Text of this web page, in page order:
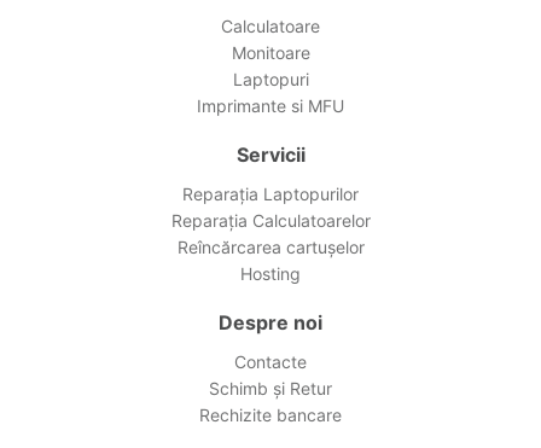
Calculatoare
Monitoare
Laptopuri
Imprimante si MFU
Servicii
Reparația Laptopurilor
Reparația Calculatoarelor
Reîncărcarea cartușelor
Hosting
Despre noi
Contacte
Schimb și Retur
Rechizite bancare